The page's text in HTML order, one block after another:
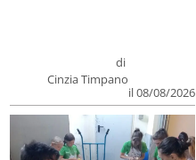
di
Cinzia Timpano
il 08/08/2026